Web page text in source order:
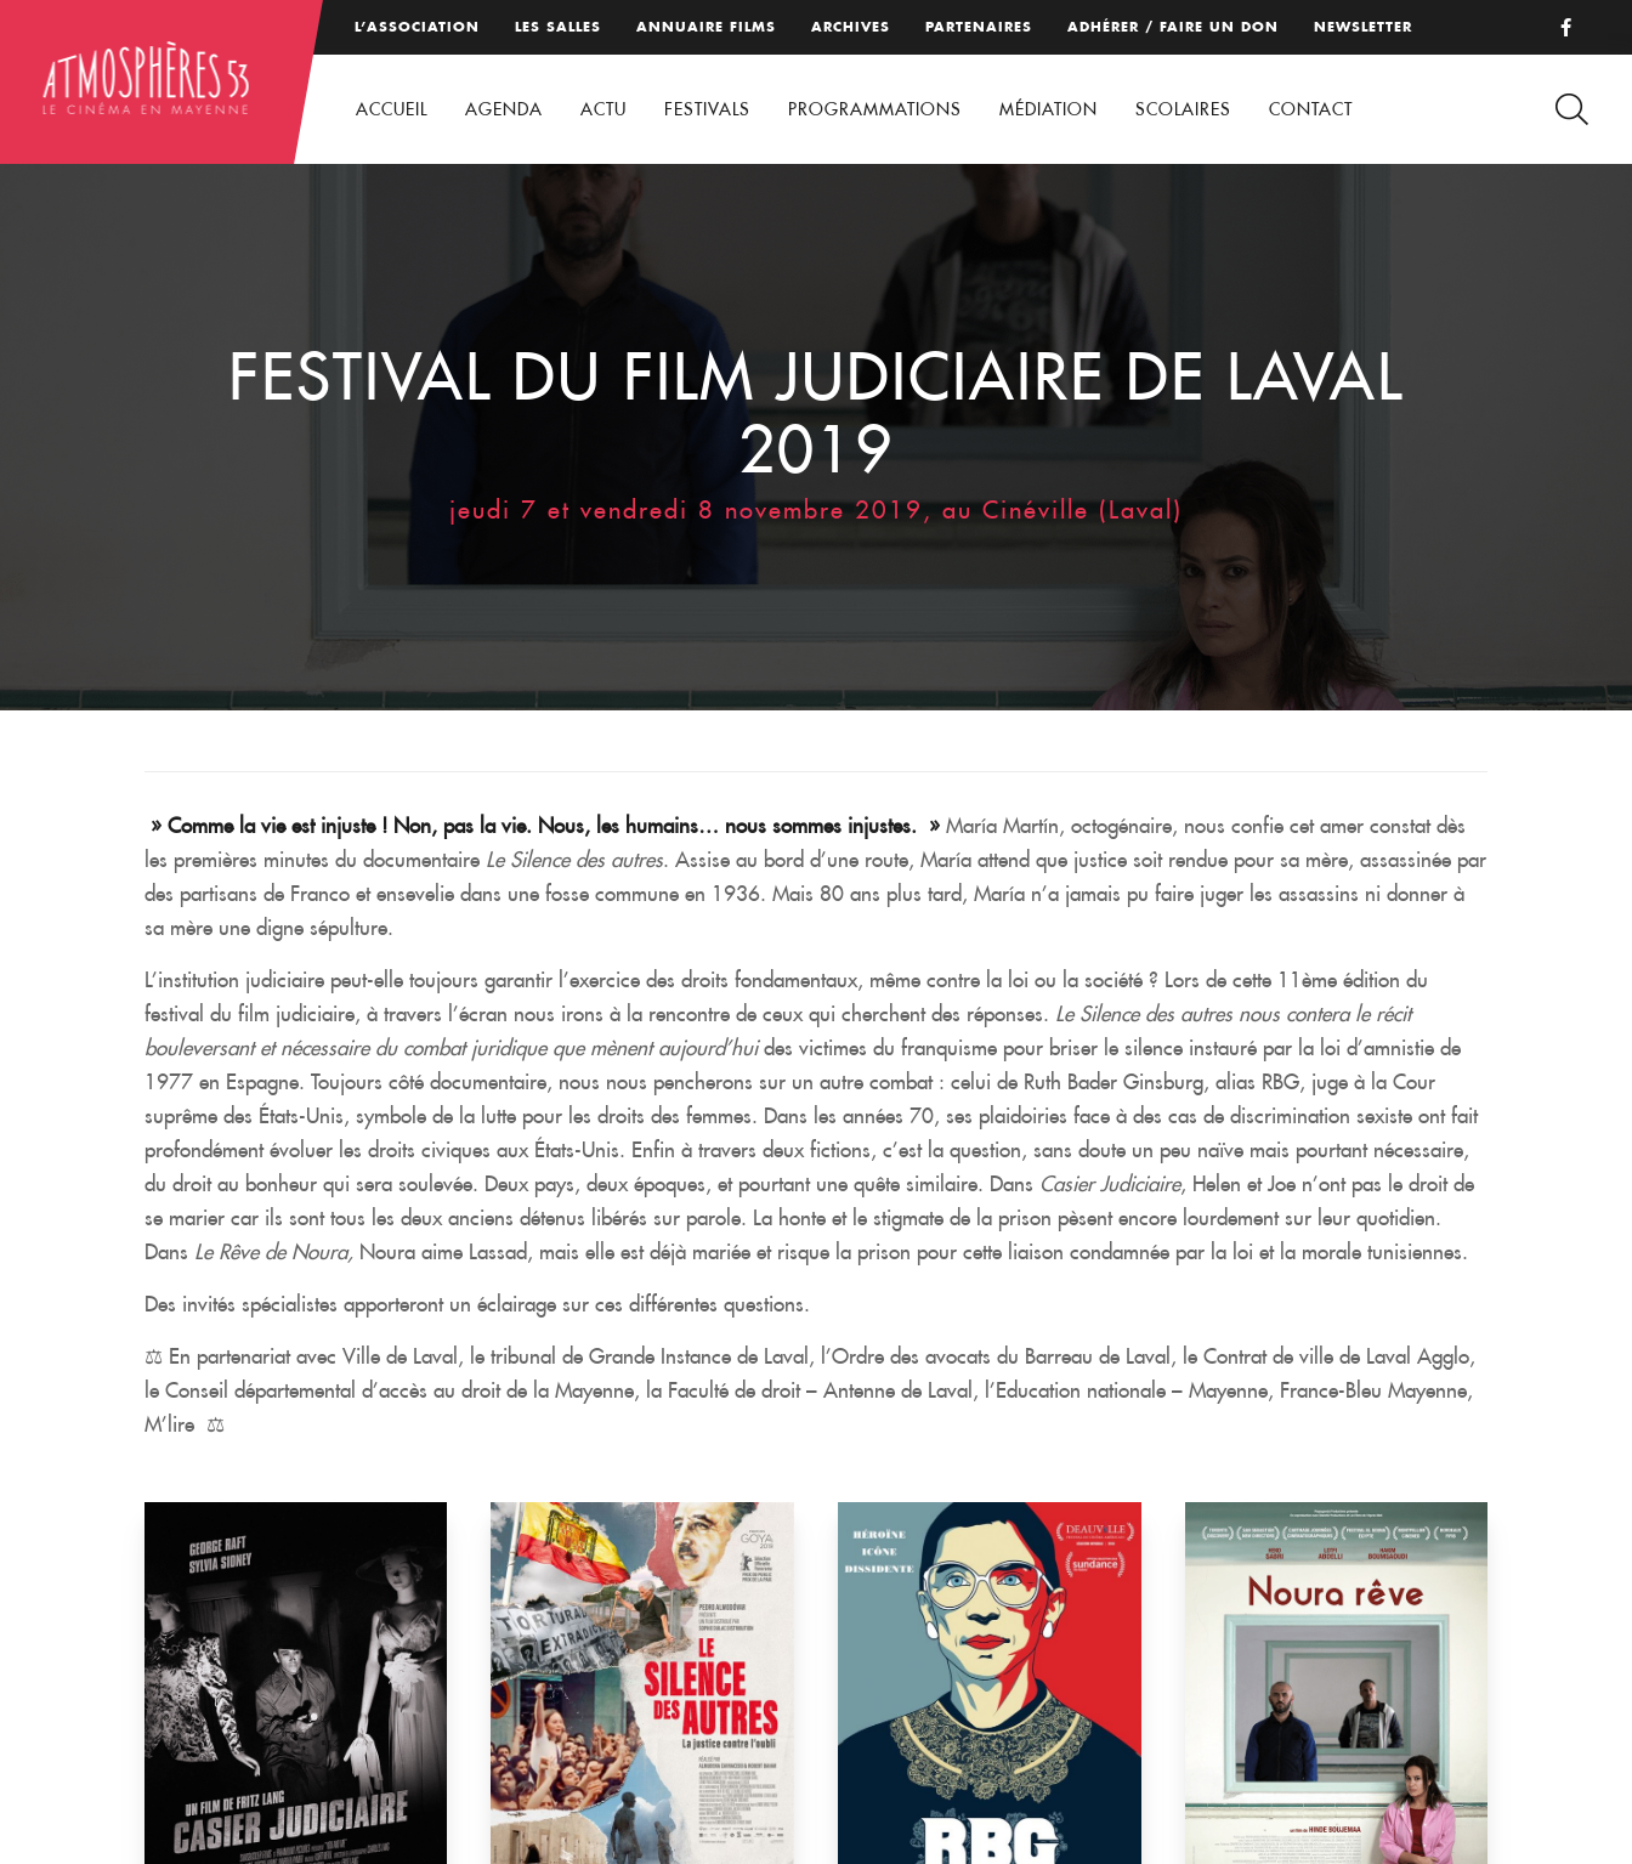
L’ASSOCIATION LES SALLES ANNUAIRE FILMS ARCHIVES PARTENAIRES ADHÉRER / FAIRE UN DON NEWSLETTER
ACCUEIL AGENDA ACTU FESTIVALS PROGRAMMATIONS MÉDIATION SCOLAIRES CONTACT
FESTIVAL DU FILM JUDICIAIRE DE LAVAL
2019
jeudi 7 et vendredi 8 novembre 2019, au Cinéville (Laval)
» Comme la vie est injuste ! Non, pas la vie. Nous, les humains… nous sommes injustes. » María Martín, octogénaire, nous confie cet amer constat dès
les premières minutes du documentaire Le Silence des autres. Assise au bord d’une route, María attend que justice soit rendue pour sa mère, assassinée par
des partisans de Franco et ensevelie dans une fosse commune en 1936. Mais 80 ans plus tard, María n’a jamais pu faire juger les assassins ni donner à
sa mère une digne sépulture.
L’institution judiciaire peut-elle toujours garantir l’exercice des droits fondamentaux, même contre la loi ou la société ? Lors de cette 11èmeédition du
festival du film judiciaire, à travers l’écran nous irons à la rencontre de ceux qui cherchent des réponses. Le Silence des autres nous contera le récit
bouleversant et nécessaire du combat juridique que mènent aujourd’huides victimes du franquisme pour briser le silence instauré par la loi d’amnistie de
1977 en Espagne. Toujours côté documentaire, nous nous pencherons sur un autre combat : celui de Ruth Bader Ginsburg, alias RBG, juge à la Cour
suprême des États-Unis, symbole de la lutte pour les droits des femmes. Dans les années 70, ses plaidoiries face à des cas de discrimination sexiste ont fait
profondément évoluer les droits civiques aux États-Unis. Enfin à travers deux fictions, c’est la question, sans doute un peu naïve mais pourtant nécessaire,
du droit au bonheur qui sera soulevée. Deux pays, deux époques, et pourtant une quête similaire. Dans Casier Judiciaire, Helen et Joe n’ont pas le droit de
se marier car ils sont tous les deux anciens détenus libérés sur parole. La honte et le stigmate de la prison pèsent encore lourdement sur leur quotidien.
Dans Le Rêve de Noura,Noura aime Lassad, mais elle est déjà mariée et risque la prison pour cette liaison condamnée par la loi et la morale tunisiennes.
Des invités spécialistes apporteront un éclairage sur ces différentes questions.
⚖ En partenariat avec Ville de Laval, le tribunal de Grande Instance de Laval, l’Ordre des avocats du Barreau de Laval, le Contrat de ville de Laval Agglo,
le Conseil départemental d’accès au droit de la Mayenne, la Faculté de droit – Antenne de Laval, l’Education nationale – Mayenne, France-Bleu Mayenne,
M’lire ⚖